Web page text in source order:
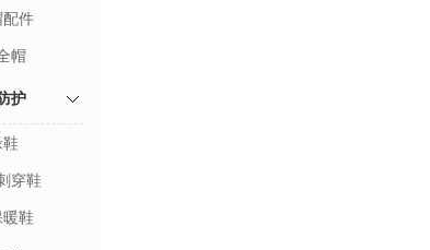
配件
帽
护
鞋
穿鞋
暖鞋